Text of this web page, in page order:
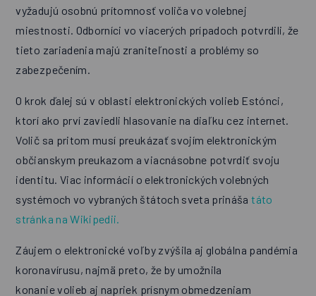
vyžadujú osobnú prítomnosť voliča vo volebnej
miestnosti. Odborníci vo viacerých prípadoch potvrdili, že
tieto zariadenia majú zraniteľnosti a problémy so
zabezpečením.
O krok ďalej sú v oblasti elektronických volieb Estónci,
ktorí ako prví zaviedli hlasovanie na diaľku cez internet.
Volič sa pritom musí preukázať svojím elektronickým
občianskym preukazom a viacnásobne potvrdiť svoju
identitu. Viac informácií o elektronických volebných
systémoch vo vybraných štátoch sveta prinášatáto
stránka na Wikipedii.
Záujem o elektronické voľby zvýšila aj globálna pandémia
koronavírusu, najmä preto, že by umožnila
konanie volieb aj napriek prísnym obmedzeniam